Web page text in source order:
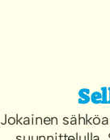
Jokainen